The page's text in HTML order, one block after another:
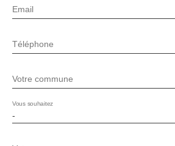
Email
Téléphone
Votre commune
-
Vous souhaitez